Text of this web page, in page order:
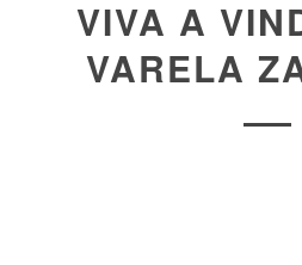
VIVA A
VARELA